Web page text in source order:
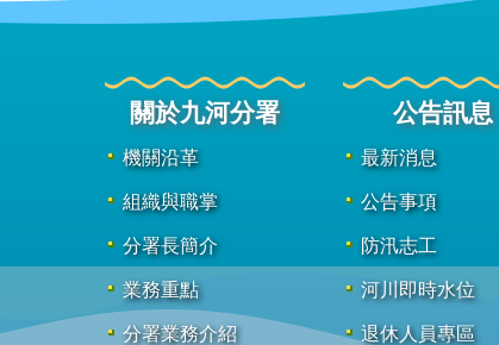
關於九河分署
機關沿革
組織與職掌
分署長簡介
業務重點
分署業務介紹
公告訊息
最新消息
公告事項
防汛志工
河川即時水位
退休人員專區